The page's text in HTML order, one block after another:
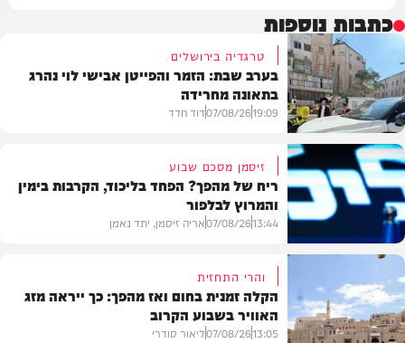
כתבות נוספות
בארץ
טרגדיה בירושלים
בערב שבת: הזמר והפייטן אבישי לוי נהרג
בתאונה מחרידה
19:09
07/08/26דוד חדד
פוליטי
זיסמן מסכם שבוע
ריח של מהפך? הפחד בליכוד, הקרבות בימין
והמרוץ לבלפור
13:44
07/08/26אריה זיסמן, יתד נאמן
והרי התחזית
הקלה זמנית בחום ואז מהפך: כך ייראה מזג
האוויר בשבוע הקרוב
13:05
07/08/26ליאור סודרי